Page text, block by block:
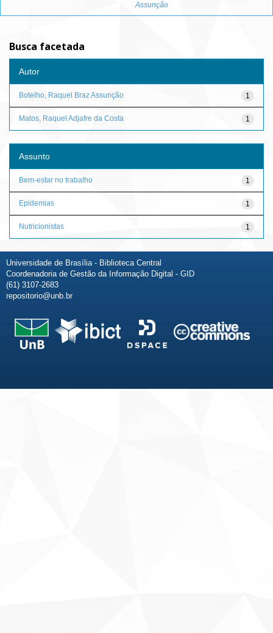
Assunção
Busca facetada
Autor
1
Botelho, Raquel Braz Assunção
1
Matos, Raquel Adjafre da Costa
Assunto
1
Bem-estar no trabalho
1
Epidemias
1
Nutricionistas
Universidade de Brasília - Biblioteca Central
Coordenadoria de Gestão da Informação Digital - GID
(61) 3107-2683
repositorio@unb.br